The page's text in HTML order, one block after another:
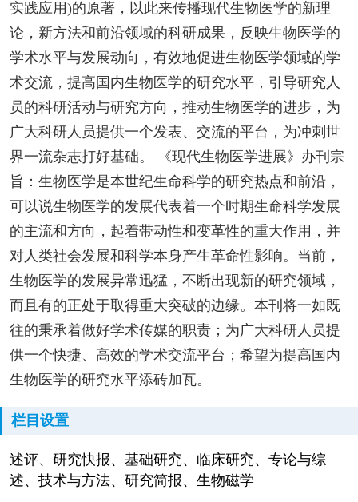
实践应用)的原著，以此来传播现代生物医学的新理
论，新方法和前沿领域的科研成果，反映生物医学的
学术水平与发展动向，有效地促进生物医学领域的学
术交流，提高国内生物医学的研究水平，引导研究人
员的科研活动与研究方向，推动生物医学的进步，为
广大科研人员提供一个发表、交流的平台，为冲刺世
界一流杂志打好基础。 《现代生物医学进展》办刊宗
旨：生物医学是本世纪生命科学的研究热点和前沿，
可以说生物医学的发展代表着一个时期生命科学发展
的主流和方向，起着带动性和变革性的重大作用，并
对人类社会发展和科学本身产生革命性影响。当前，
生物医学的发展异常迅猛，不断出现新的研究领域，
而且有的正处于取得重大突破的边缘。本刊将一如既
往的秉承着做好学术传媒的职责；为广大科研人员提
供一个快捷、高效的学术交流平台；希望为提高国内
生物医学的研究水平添砖加瓦。
栏目设置
述评、研究快报、基础研究、临床研究、专论与综
述、技术与方法、研究简报、生物磁学